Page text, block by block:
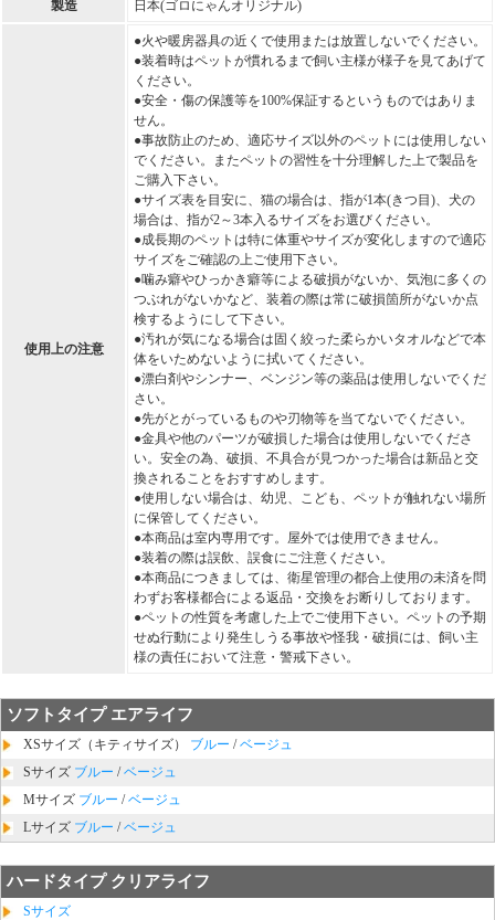
製造 日本(ゴロにゃんオリジナル)
使用上の注意
●火や暖房器具の近くで使用または放置しないでください。
●装着時はペットが慣れるまで飼い主様が様子を見てあげて
ください。
●安全・傷の保護等を100%保証するというものではありま
せん。
●事故防止のため、適応サイズ以外のペットには使用しない
でください。またペットの習性を十分理解した上で製品を
ご購入下さい。
●サイズ表を目安に、猫の場合は、指が1本(きつ目)、犬の
場合は、指が2～3本入るサイズをお選びください。
●成長期のペットは特に体重やサイズが変化しますので適応
サイズをご確認の上ご使用下さい。
●噛み癖やひっかき癖等による破損がないか、気泡に多くの
つぶれがないかなど、装着の際は常に破損箇所がないか点
検するようにして下さい。
●汚れが気になる場合は固く絞った柔らかいタオルなどで本
体をいためないように拭いてください。
●漂白剤やシンナー、ベンジン等の薬品は使用しないでくだ
さい。
●先がとがっているものや刃物等を当てないでください。
●金具や他のパーツが破損した場合は使用しないでくださ
い。安全の為、破損、不具合が見つかった場合は新品と交
換されることをおすすめします。
●使用しない場合は、幼児、こども、ペットが触れない場所
に保管してください。
●本商品は室内専用です。屋外では使用できません。
●装着の際は誤飲、誤食にご注意ください。
●本商品につきましては、衛星管理の都合上使用の未済を問
わずお客様都合による返品・交換をお断りしております。
●ペットの性質を考慮した上でご使用下さい。ペットの予期
せぬ行動により発生しうる事故や怪我・破損には、飼い主
様の責任において注意・警戒下さい。
ソフトタイプ エアライフ
XSサイズ（キティサイズ） ブルー /ベージュ
Sサイズ ブルー /ベージュ
Mサイズ ブルー /ベージュ
Lサイズ ブルー /ベージュ
ハードタイプ クリアライフ
Sサイズ